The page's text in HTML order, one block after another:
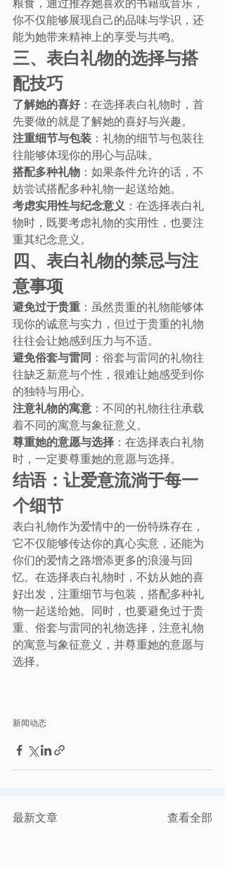
粮食，通过推荐她喜欢的书籍或音乐，
你不仅能够展现自己的品味与学识，还
能为她带来精神上的享受与共鸣。
三、表白礼物的选择与搭
配技巧
了解她的喜好：在选择表白礼物时，首
先要做的就是了解她的喜好与兴趣。
注重细节与包装 ：礼物的细节与包装往
往能够体现你的用心与品味。
搭配多种礼物 ：如果条件允许的话，不
妨尝试搭配多种礼物一起送给她。
考虑实用性与纪念意义 ：在选择表白礼
物时，既要考虑礼物的实用性，也要注
重其纪念意义。
四、表白礼物的禁忌与注
意事项
避免过于贵重 ：虽然贵重的礼物能够体
现你的诚意与实力，但过于贵重的礼物
往往会让她感到压力与不适。
避免俗套与雷同 ：俗套与雷同的礼物往
往缺乏新意与个性，很难让她感受到你
的独特与用心。
注意礼物的寓意 ：不同的礼物往往承载
着不同的寓意与象征意义。
尊重她的意愿与选择 ：在选择表白礼物
时，一定要尊重她的意愿与选择。
结语：让爱意流淌于每一
个细节
表白礼物作为爱情中的一份特殊存在，
它不仅能够传达你的真心实意，还能为
你们的爱情之路增添更多的浪漫与回
忆。在选择表白礼物时，不妨从她的喜
好出发，注重细节与包装，搭配多种礼
物一起送给她。同时，也要避免过于贵
重、俗套与雷同的礼物选择，注意礼物
的寓意与象征意义，并尊重她的意愿与
选择。
新闻动态
最新文章 查看全部